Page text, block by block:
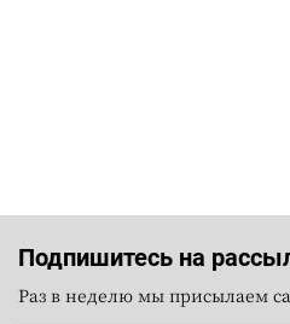
Подпишитесь на
Раз в неделю мы присылаем